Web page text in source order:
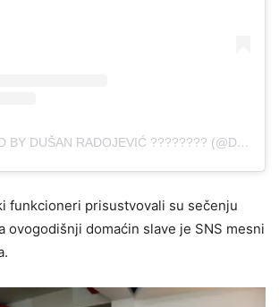
A POST SHARED BY DUŠAN RADOJEVIĆ ???????? (@DUSAN__RADOJEVIC)
funkcioneri prisustvovali su sečenju
ovogodišnji domaćin slave je SNS mesni